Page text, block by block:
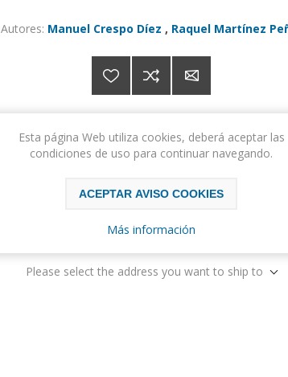
Autores: Manuel Crespo Díez , Raquel Martínez
Precio: 10,00€ IVA incluido
COMPRAR
Please select the address you want to ship to
Esta página Web utiliza cookies, deberá aceptar las
condiciones de uso para continuar navegando.
ACEPTAR AVISO COOKIES
Más información